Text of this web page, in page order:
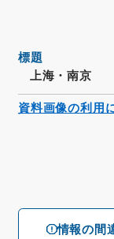
情報の間
標題
上海・南京
資料画像の利用